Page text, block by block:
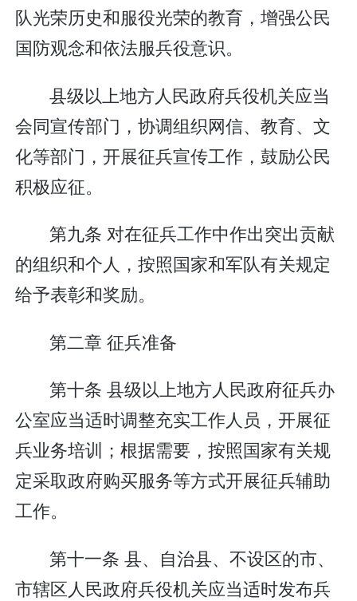
队光荣历史和服役光荣的教育，增强公民
国防观念和依法服兵役意识。
县级以上地方人民政府兵役机关应当
会同宣传部门，协调组织网信、教育、文
化等部门，开展征兵宣传工作，鼓励公民
积极应征。
第九条 对在征兵工作中作出突出贡献
的组织和个人，按照国家和军队有关规定
给予表彰和奖励。
第二章 征兵准备
第十条 县级以上地方人民政府征兵办
公室应当适时调整充实工作人员，开展征
兵业务培训；根据需要，按照国家有关规
定采取政府购买服务等方式开展征兵辅助
工作。
第十一条 县、自治县、不设区的市、
市辖区人民政府兵役机关应当适时发布兵